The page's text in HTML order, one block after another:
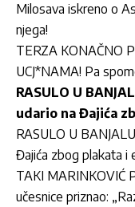
Milosava iskreno o
njega!
TERZA KONAČNO
UCJ*NAMA! Pa
RASULO U
udario na Đajića
RASULO U
Đajića zbog plakata i
TAKI MARINKOVIĆ
učesnice priznao: